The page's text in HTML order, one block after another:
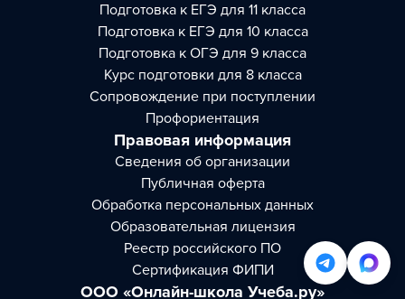
Подготовка к ЕГЭ для 11 класса
Подготовка к ЕГЭ для 10 класса
Подготовка к ОГЭ для 9 класса
Курс подготовки для 8 класса
Сопровождение при поступлении
Профориентация
Правовая информация
Сведения об организации
Публичная оферта
Обработка персональных данных
Образовательная лицензия
Реестр российского ПО
Сертификация ФИПИ
ООО «Онлайн-школа Учеба.ру»